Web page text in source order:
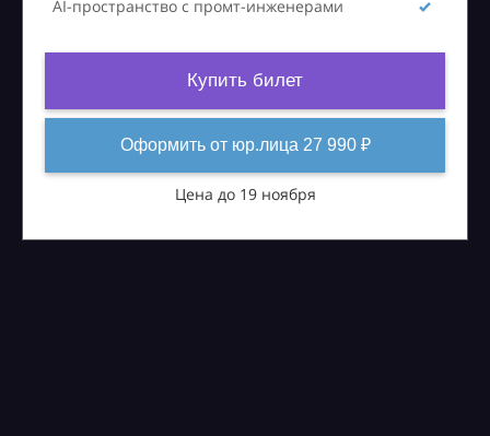
AI-пространство с промт-инженерами
Купить билет
Оформить от юр.лица 27 990 ₽
Цена до 19 ноября